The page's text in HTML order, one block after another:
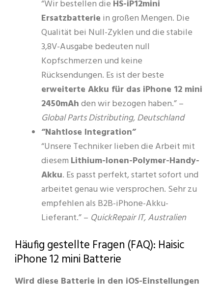
“Wir bestellen die HS-iP12mini
Ersatzbatterie in großen Mengen. Die
Qualität bei Null-Zyklen und die stabile
3,8V-Ausgabe bedeuten null
Kopfschmerzen und keine
Rücksendungen. Es ist der beste
erweiterte Akku für das iPhone 12 mini
2450mAhden wir bezogen haben.” –
Global Parts Distributing, Deutschland
“Nahtlose Integration”
“Unsere Techniker lieben die Arbeit mit
diesem Lithium-Ionen-Polymer-Handy-
Akku. Es passt perfekt, startet sofort und
arbeitet genau wie versprochen. Sehr zu
empfehlen als B2B-iPhone-Akku-
Lieferant.” – QuickRepair IT, Australien
Häufig gestellte Fragen (FAQ): Haisic
iPhone 12 mini Batterie
Wird diese Batterie in den iOS-Einstellungen